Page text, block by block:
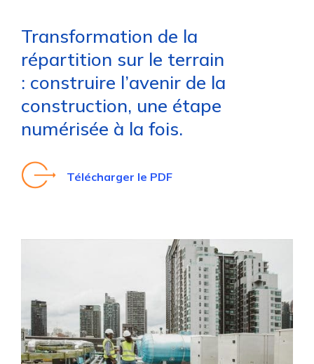
Transformation de la
répartition sur le terrain
: construire l’avenir de la
construction, une étape
numérisée à la fois.
Télécharger le PDF